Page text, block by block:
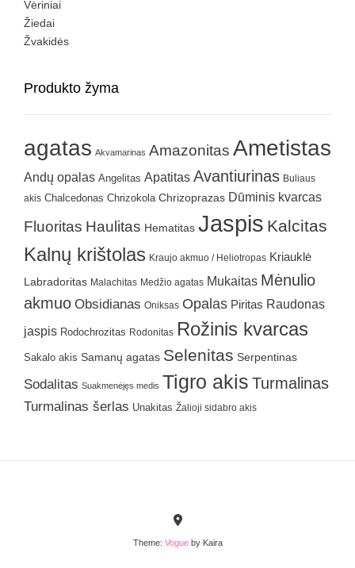
Vėriniai
Žiedai
Žvakidės
Produkto žyma
agatas Akvamarinas Amazonitas Ametistas
Andų opalas Angelitas Apatitas Avantiurinas Buliaus
akis Chalcedonas Chrizokola Chrizoprazas Dūminis kvarcas
Fluoritas Haulitas Hematitas Jaspis Kalcitas
Kalnų krištolas Kraujo akmuo / Heliotropas Kriauklė
Labradoritas Malachitas Medžio agatas Mukaitas Mėnulio
akmuo Obsidianas Oniksas Opalas Piritas Raudonas
jaspis Rodochrozitas Rodonitas Rožinis kvarcas
Sakalo akis Samanų agatas Selenitas Serpentinas
Sodalitas Suakmenėjęs medis Tigro akis Turmalinas
Turmalinas šerlas Unakitas Žalioji sidabro akis
Theme: Vogueby Kaira